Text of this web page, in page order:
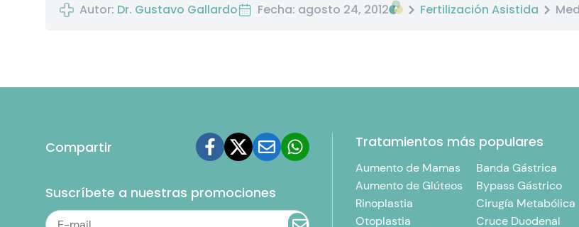
Autor: Dr. Gustavo Gallardo Fecha: agosto 24, 2012 Fertilización Asistida
Compartir
Suscríbete a nuestras promociones
Tratamientos más populares
Aumento de Mamas
Aumento de Glúteos
Rinoplastia
Otoplastia
Banda Gástrica
Bypass Gástrico
Cirugía Metabólica
Cruce Duodenal